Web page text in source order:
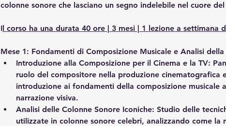
colonne sonore che lasciano un segno indelebile nel cuore
Il corso ha una durata 40 ore | 3 mesi | 1 lezione a settimana
Mese 1: Fondamenti di Composizione Musicale e Analisi
Introduzione alla Composizione per il Cinema e la TV:
ruolo del compositore nella produzione cinematografica
introduzione ai fondamenti della composizione musicale
narrazione visiva.
Analisi delle Colonne Sonore Iconiche: Studio delle
utilizzate in colonne sonore celebri, analizzando come la